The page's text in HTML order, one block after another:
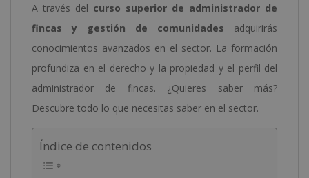
A través del curso superior de administrador de
fincas y gestión de comunidades adquirirás
conocimientos avanzados en el sector. La formación
profundiza en el derecho y la propiedad y el perfil del
administrador de fincas. ¿Quieres saber más?
Descubre todo lo que necesitas saber en el sector.
Índice de contenidos